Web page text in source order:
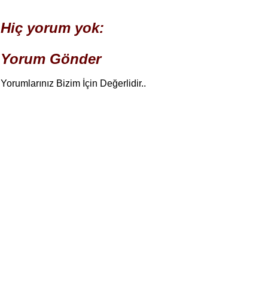
Hiç yorum yok:
Yorum Gönder
Yorumlarınız Bizim İçin Değerlidir..